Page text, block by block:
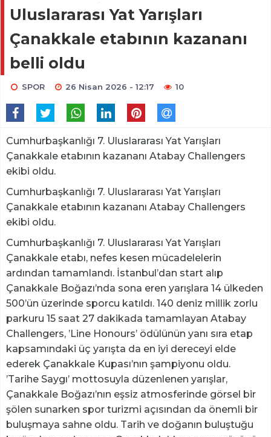
Uluslararası Yat Yarışları
Çanakkale etabının kazananı
belli oldu
SPOR 26 Nisan 2026 - 12:17 10
Cumhurbaşkanlığı 7. Uluslararası Yat Yarışları
Çanakkale etabının kazananı Atabay Challengers
ekibi oldu.
Cumhurbaşkanlığı 7. Uluslararası Yat Yarışları
Çanakkale etabının kazananı Atabay Challengers
ekibi oldu.
Cumhurbaşkanlığı 7. Uluslararası Yat Yarışları
Çanakkale etabı, nefes kesen mücadelelerin
ardından tamamlandı. İstanbul’dan start alıp
Çanakkale Boğazı’nda sona eren yarışlara 14 ülkeden
500’ün üzerinde sporcu katıldı. 140 deniz millik zorlu
parkuru 15 saat 27 dakikada tamamlayan Atabay
Challengers, ’Line Honours’ ödülünün yanı sıra etap
kapsamındaki üç yarışta da en iyi dereceyi elde
ederek Çanakkale Kupası’nın şampiyonu oldu.
’Tarihe Saygı’ mottosuyla düzenlenen yarışlar,
Çanakkale Boğazı’nın eşsiz atmosferinde görsel bir
şölen sunarken spor turizmi açısından da önemli bir
buluşmaya sahne oldu. Tarih ve doğanın buluştuğu